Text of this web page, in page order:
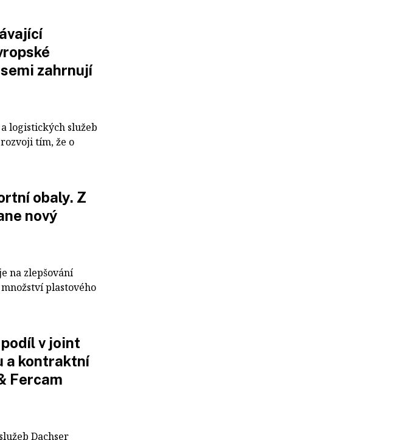
zahrnují
logistických služeb
tím, že o
obaly. Z
nový
na zlepšování
plastového
v joint
a kontraktní
Fercam
Dachser